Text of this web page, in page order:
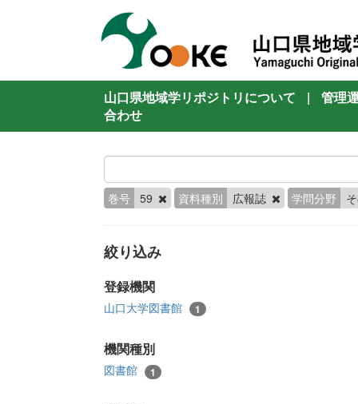
山口県地域学リポジトリについて |
管理
合わせ
巻号 59 資料種別 広報誌 学問分野
絞り込み
登録機関
山口大学図書館 1
機関種別
図書館 1